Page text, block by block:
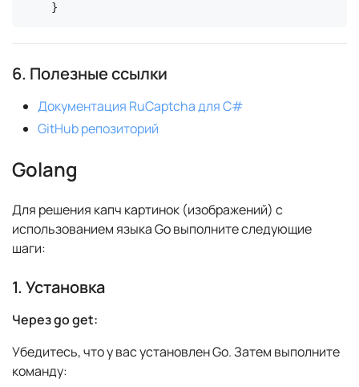
}
6. Полезные ссылки
Документация RuCaptcha для C#
GitHub репозиторий
Golang
Для решения капч картинок (изображений) с
использованием языка Go выполните следующие
шаги:
1. Установка
Через go get:
Убедитесь, что у вас установлен Go. Затем выполните
команду: